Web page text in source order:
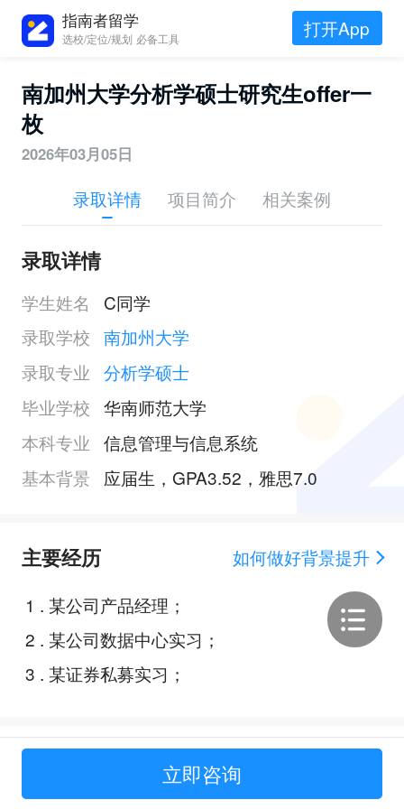
指南者留学
选校/定位/规划 必备工具 打开App
南加州大学分析学硕士研究生offer一
枚
2026年03月05日
录取详情 项目简介 相关案例
录取详情
学生姓名
C同学
录取学校 南加州大学
录取专业 分析学硕士
毕业学校 华南师范大学
本科专业 信息管理与信息系统
基本背景
应届生，GPA3.52，雅思7.0
主要经历
如何做好背景提升
1 . 某公司产品经理；
2 . 某公司数据中心实习；
3 . 某证券私募实习；
Offer展示 立即咨询